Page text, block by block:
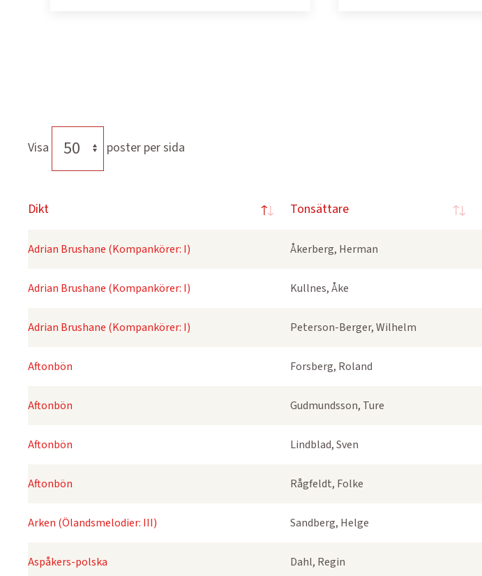
Visa poster per sida
Dikt Tonsättare
Adrian Brushane (Kompankörer: I) Åkerberg, Herman
Adrian Brushane (Kompankörer: I) Kullnes, Åke
Adrian Brushane (Kompankörer: I) Peterson-Berger, Wilhelm
Aftonbön Forsberg, Roland
Aftonbön Gudmundsson, Ture
Aftonbön Lindblad, Sven
Aftonbön Rågfeldt, Folke
Arken (Ölandsmelodier: III) Sandberg, Helge
Aspåkers-polska Dahl, Regin